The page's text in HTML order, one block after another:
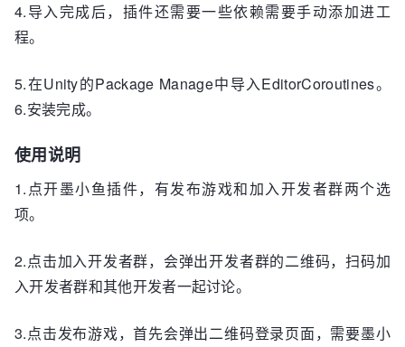
4.导入完成后，插件还需要一些依赖需要手动添加进工
程。
5.在Unity的Package Manage中导入EditorCoroutines。
6.安装完成。
使用说明
1.点开墨小鱼插件，有发布游戏和加入开发者群两个选
项。
2.点击加入开发者群，会弹出开发者群的二维码，扫码加
入开发者群和其他开发者一起讨论。
3.点击发布游戏，首先会弹出二维码登录页面，需要墨小